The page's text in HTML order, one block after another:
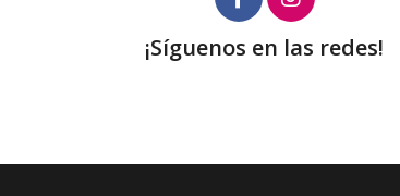
¡Síguenos en las redes!